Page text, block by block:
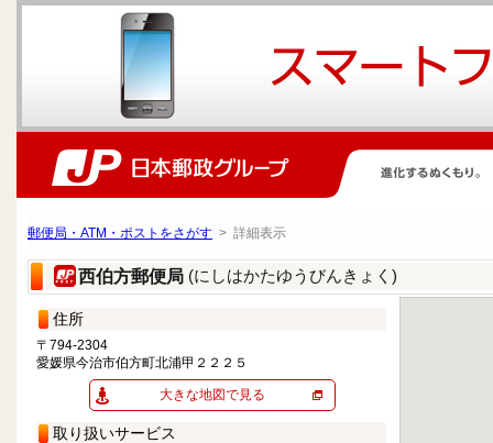
郵便局・ATM・ポストをさがす > 詳細表示
西伯方郵便局 (にしはかたゆうびんきょく)
住所
〒794-2304
愛媛県今治市伯方町北浦甲２２２５
大きな地図で見る
取り扱いサービス